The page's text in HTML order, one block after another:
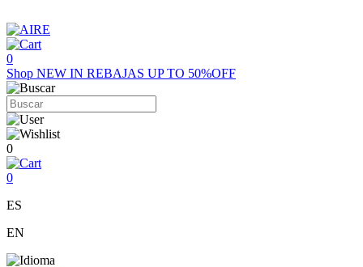
0
Shop NEW IN REBAJAS UP TO 50%OFF
0
0
ES
EN